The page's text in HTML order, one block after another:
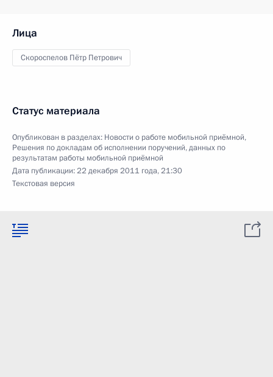
Лица
Скороспелов Пётр Петрович
Статус материала
Опубликован в разделах: Новости о работе мобильной приёмной,
Решения по докладам об исполнении поручений, данных по
результатам работы мобильной приёмной
Дата публикации:22 декабря 2011 года, 21:30
Текстовая версия